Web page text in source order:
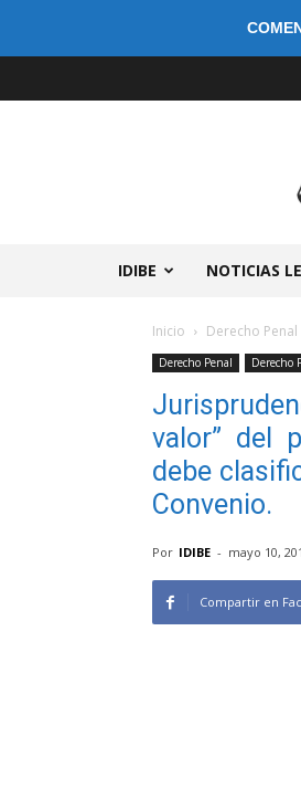
IDIBE NOTICIAS
Inicio Derecho Penal
Derecho Penal Derecho
valor” del
debe
Convenio.
Por IDIBE - mayo 10,
Compartir en